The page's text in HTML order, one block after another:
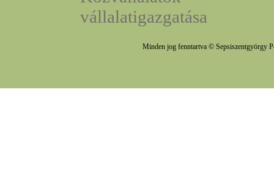
vállalatigazgatása
Minden jog fenntartva © Sepsiszentgyörgy